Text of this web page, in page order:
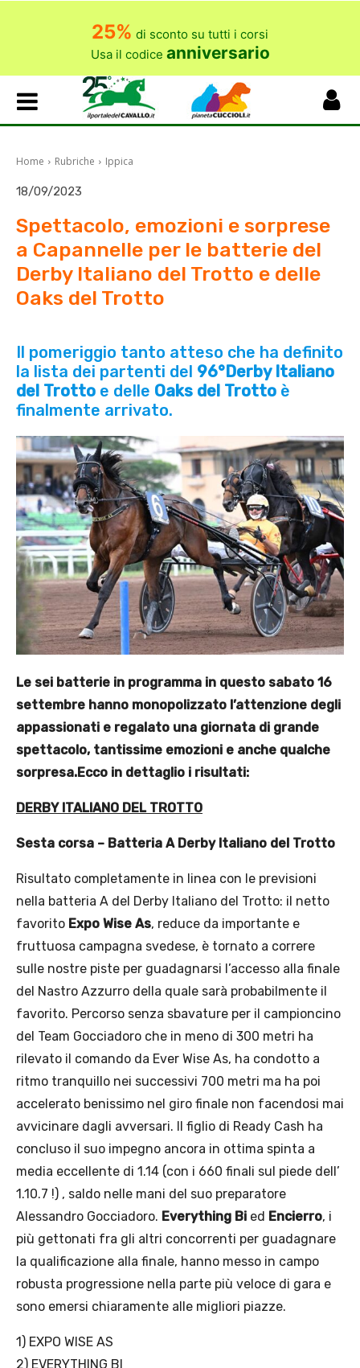
25% di sconto su tutti i corsi
Usa il codice anniversario
Home Rubriche Ippica
18/09/2023
Spettacolo, emozioni e sorprese
a Capannelle per le batterie del
Derby Italiano del Trotto e delle
Oaks del Trotto
Il pomeriggio tanto atteso che ha definito
la lista dei partenti del 96°Derby Italiano
del Trotto e delle Oaks del Trotto è
finalmente arrivato.
Le sei batterie in programma in questo sabato 16
settembre hanno monopolizzato l’attenzione degli
appassionati e regalato una giornata di grande
spettacolo, tantissime emozioni e anche qualche
sorpresa.Ecco in dettaglio i risultati:
DERBY ITALIANO DEL TROTTO
Sesta corsa – Batteria A Derby Italiano del Trotto
Risultato completamente in linea con le previsioni
nella batteria A del Derby Italiano del Trotto: il netto
favorito Expo Wise As, reduce da importante e
fruttuosa campagna svedese, è tornato a correre
sulle nostre piste per guadagnarsi l’accesso alla finale
del Nastro Azzurro della quale sarà probabilmente il
favorito. Percorso senza sbavature per il campioncino
del Team Gocciadoro che in meno di 300 metri ha
rilevato il comando da Ever Wise As, ha condotto a
ritmo tranquillo nei successivi 700 metri ma ha poi
accelerato benissimo nel giro finale non facendosi mai
avvicinare dagli avversari. Il figlio di Ready Cash ha
concluso il suo impegno ancora in ottima spinta a
media eccellente di 1.14 (con i 660 finali sul piede dell’
1.10.7 !) , saldo nelle mani del suo preparatore
Alessandro Gocciadoro. Everything Bi ed Encierro, i
più gettonati fra gli altri concorrenti per guadagnare
la qualificazione alla finale, hanno messo in campo
robusta progressione nella parte più veloce di gara e
sono emersi chiaramente alle migliori piazze.
1) EXPO WISE AS
2) EVERYTHING BI